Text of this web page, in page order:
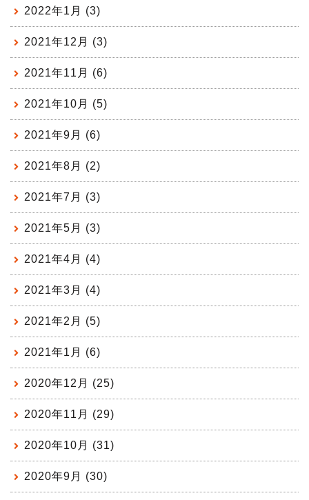
2022年1月 (3)
2021年12月 (3)
2021年11月 (6)
2021年10月 (5)
2021年9月 (6)
2021年8月 (2)
2021年7月 (3)
2021年5月 (3)
2021年4月 (4)
2021年3月 (4)
2021年2月 (5)
2021年1月 (6)
2020年12月 (25)
2020年11月 (29)
2020年10月 (31)
2020年9月 (30)